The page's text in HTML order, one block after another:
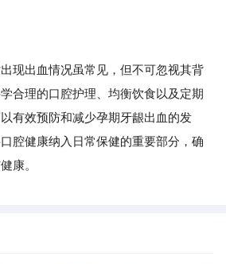
现出血情况虽常见，但不可忽视其背
合理的口腔护理、均衡饮食以及定期
有效预防和减少孕期牙龈出血的发
腔健康纳入日常保健的重要部分，确
康。